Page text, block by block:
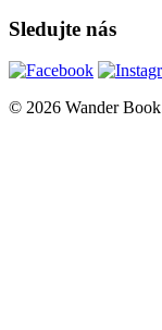
Sledujte nás
© 2026 Wander